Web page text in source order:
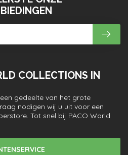
COLLECTIONS IN
gedeelte van het grote
nodigen wij u uit voor een
Tot snel bij PACO World